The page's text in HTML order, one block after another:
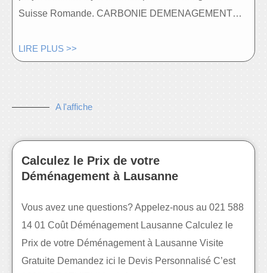
Suisse Romande. CARBONIE DEMENAGEMENT…
LIRE PLUS >>
A l'affiche
Calculez le Prix de votre
Déménagement à Lausanne
Vous avez une questions? Appelez-nous au 021 588
14 01 Coût Déménagement Lausanne Calculez le
Prix de votre Déménagement à Lausanne Visite
Gratuite Demandez ici le Devis Personnalisé C’est